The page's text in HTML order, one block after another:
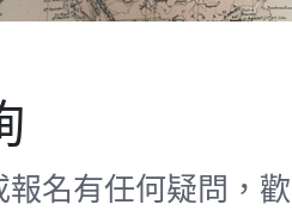
名有任何疑問，